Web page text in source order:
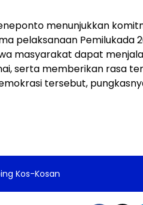
menunjukkan
pelaksanaan Pemilukada
masyarakat dapat
serta memberikan rasa
tersebut,
Kos-Kosan